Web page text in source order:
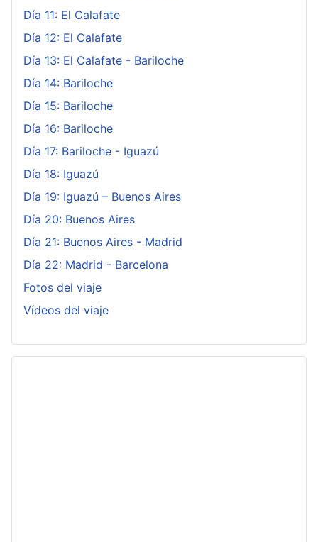
Día 11: El Calafate
Día 12: El Calafate
Día 13: El Calafate - Bariloche
Día 14: Bariloche
Día 15: Bariloche
Día 16: Bariloche
Día 17: Bariloche - Iguazú
Día 18: Iguazú
Día 19: Iguazú – Buenos Aires
Día 20: Buenos Aires
Día 21: Buenos Aires - Madrid
Día 22: Madrid - Barcelona
Fotos del viaje
Vídeos del viaje